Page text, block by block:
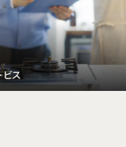
毎月1日はハウス